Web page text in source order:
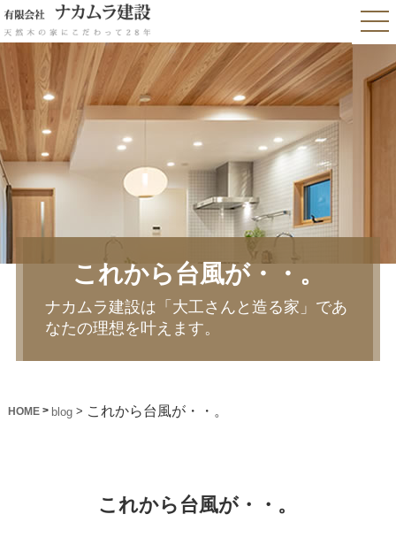
これから台風が・・。
ナカムラ建設は「大工さんと造る家」であ
なたの理想を叶えます。
HOME> blog> これから台風が・・。
これから台風が・・。